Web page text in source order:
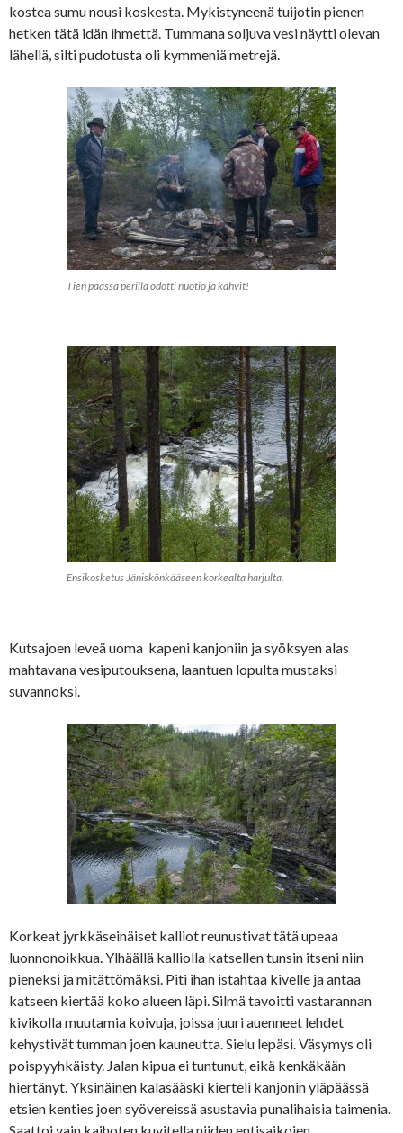
kostea sumu nousi koskesta. Mykistyneenä tuijotin pienen
hetken tätä idän ihmettä. Tummana soljuva vesi näytti olevan
lähellä, silti pudotusta oli kymmeniä metrejä.
Tien päässä perillä odotti nuotio ja kahvit!
Ensikosketus Jäniskönkääseen korkealta harjulta.
Kutsajoen leveä uoma kapeni kanjoniin ja syöksyen alas
mahtavana vesiputouksena, laantuen lopulta mustaksi
suvannoksi.
Korkeat jyrkkäseinäiset kalliot reunustivat tätä upeaa
luonnonoikkua. Ylhäällä kalliolla katsellen tunsin itseni niin
pieneksi ja mitättömäksi. Piti ihan istahtaa kivelle ja antaa
katseen kiertää koko alueen läpi. Silmä tavoitti vastarannan
kivikolla muutamia koivuja, joissa juuri auenneet lehdet
kehystivät tumman joen kauneutta. Sielu lepäsi. Väsymys oli
poispyyhkäisty. Jalan kipua ei tuntunut, eikä kenkäkään
hiertänyt. Yksinäinen kalasääski kierteli kanjonin yläpäässä
etsien kenties joen syövereissä asustavia punalihaisia taimenia.